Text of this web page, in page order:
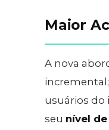
Maior
A nova
usuários do
seu nível